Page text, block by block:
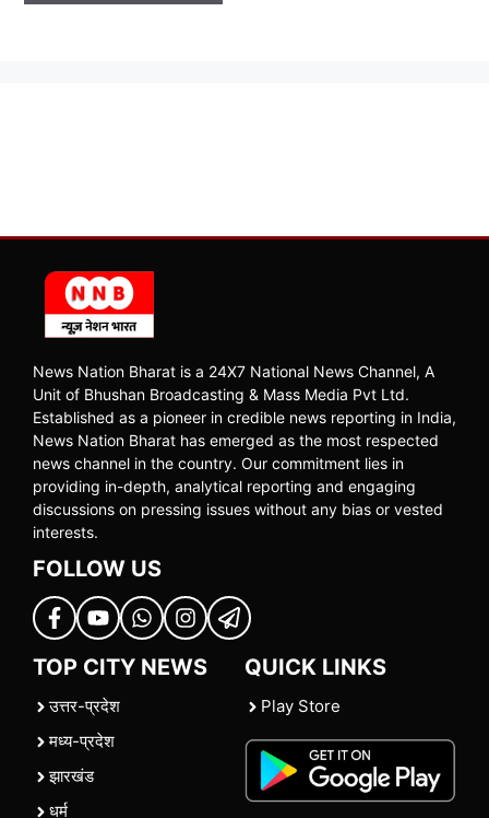
News Nation Bharat is a 24X7 National News Channel, A
Unit of Bhushan Broadcasting & Mass Media Pvt Ltd.
Established as a pioneer in credible news reporting in India,
News Nation Bharat has emerged as the most respected
news channel in the country. Our commitment lies in
providing in-depth, analytical reporting and engaging
discussions on pressing issues without any bias or vested
interests.
FOLLOW US
TOP CITY NEWS
उत्तर-प्रदेश
मध्य-प्रदेश
झारखंड
धर्म
QUICK LINKS
Play Store